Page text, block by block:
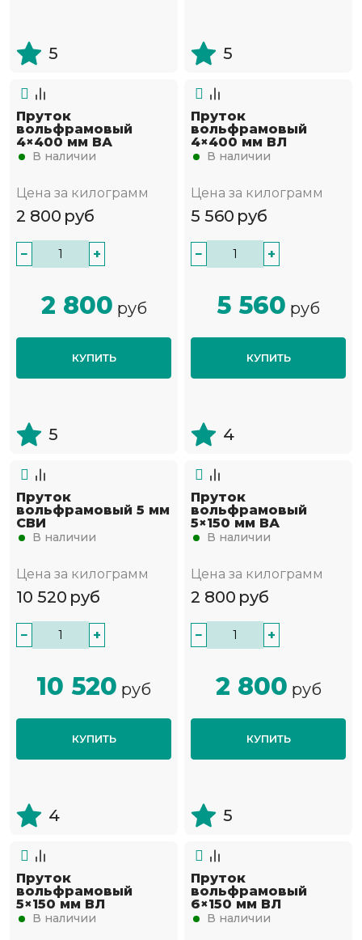
5 5
Пруток
вольфрамовый
4×400 мм ВА
В наличии
Цена за килограмм
2 800 руб
− +
2 800 руб
КУПИТЬ
5
Пруток
вольфрамовый
4×400 мм ВЛ
В наличии
Цена за килограмм
5 560 руб
− +
5 560 руб
КУПИТЬ
4
Пруток
вольфрамовый 5 мм
СВИ
В наличии
Цена за килограмм
10 520 руб
− +
10 520 руб
КУПИТЬ
4
Пруток
вольфрамовый
5×150 мм ВА
В наличии
Цена за килограмм
2 800 руб
− +
2 800 руб
КУПИТЬ
5
Пруток
вольфрамовый
5×150 мм ВЛ
В наличии
Пруток
вольфрамовый
6×150 мм ВЛ
В наличии